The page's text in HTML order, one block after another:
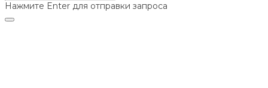
Нажмите Enter для отправки запроса